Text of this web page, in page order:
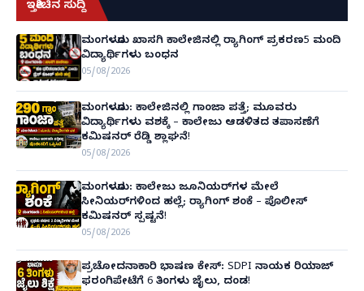
ಇತ್ತೀಚಿನ ಸುದ್ದಿ
ಮಂಗಳೂರು ಖಾಸಗಿ ಕಾಲೇಜಿನಲ್ಲಿ ರ‌್ಯಾಗಿಂಗ್ ಪ್ರಕರಣ5 ಮಂದಿ
ವಿದ್ಯಾರ್ಥಿಗಳು ಬಂಧನ
05/08/2026
ಮಂಗಳೂರು: ಕಾಲೇಜಿನಲ್ಲಿ ಗಾಂಜಾ ಪತ್ತೆ; ಮೂವರು
ವಿದ್ಯಾರ್ಥಿಗಳು ವಶಕ್ಕೆ – ಕಾಲೇಜು ಆಡಳಿತದ ತಪಾಸಣೆಗೆ
ಕಮಿಷನರ್ ರೆಡ್ಡಿ ಶ್ಲಾಘನೆ!
05/08/2026
ಮಂಗಳೂರು: ಕಾಲೇಜು ಜೂನಿಯರ್‌ಗಳ ಮೇಲೆ
ಸೀನಿಯರ್‌ಗಳಿಂದ ಹಲ್ಲೆ; ರ‌್ಯಾಗಿಂಗ್ ಶಂಕೆ – ಪೊಲೀಸ್
ಕಮಿಷನರ್ ಸ್ಪಷ್ಟನೆ!
05/08/2026
ಪ್ರಚೋದನಾಕಾರಿ ಭಾಷಣ ಕೇಸ್: SDPI ನಾಯಕ ರಿಯಾಜ್
ಫರಂಗಿಪೇಟೆಗೆ 6 ತಿಂಗಳು ಜೈಲು, ದಂಡ!